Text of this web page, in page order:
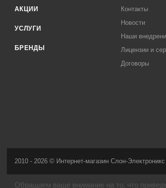
АКЦИИ
УСЛУГИ
БРЕНДЫ
Контакты
Новости
Наши
Лицензии и
Договоры
2010 - 2026 © Интернет-магазин Слон-
Обращаем ваше внимание на то, что